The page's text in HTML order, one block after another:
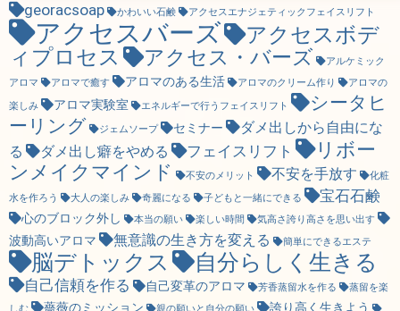
georacsoap かわいい石鹸 アクセスエナジェティックフェイスリフト
アクセスバーズ
アクセスボデ
ィプロセス
アクセス・バーズ
アルケミック
アロマ
アロマで癒す アロマのある生活 アロマのクリーム作り
アロマの
楽しみ
アロマ実験室 エネルギーで行うフェイスリフト
シータヒ
ーリング
ジェムソープ セミナー
ダメ出しから自由にな
る
ダメ出し癖をやめる フェイスリフト
リボー
ンメイクマインド
不安のメリット 不安を手放す
化粧
水を作ろう
大人の楽しみ 奇麗になる 子どもと一緒にできる 宝石石鹸
心のブロック外し 本当の願い 楽しい時間 気高さ誇り高さを思い出す
波動高いアロマ 無意識の生き方を変える 簡単にできるエステ
脳デトックス 自分らしく生きる
自己信頼を作る 自己変革のアロマ 芳香蒸留水を作る
蒸留を楽
薔薇のミッション 誇り高く生きよう